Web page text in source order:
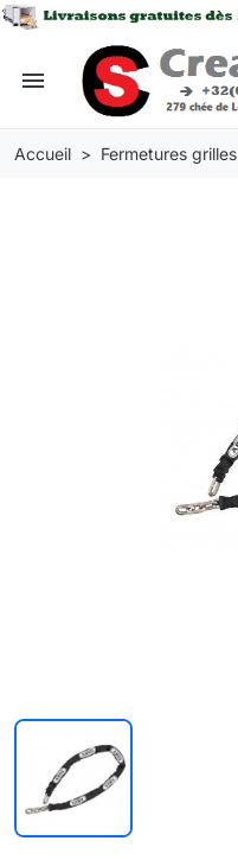
menu
Accueil Fermetures grilles